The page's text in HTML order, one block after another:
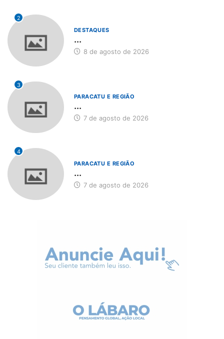
2
DESTAQUES
...
8 de agosto de 2026
3
PARACATU E REGIÃO
...
7 de agosto de 2026
4
PARACATU E REGIÃO
...
7 de agosto de 2026